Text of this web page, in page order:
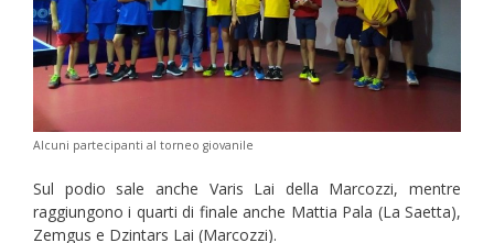
Alcuni partecipanti al torneo giovanile
Sul podio sale anche Varis Lai della Marcozzi, mentre
raggiungono i quarti di finale anche Mattia Pala (La Saetta),
Zemgus e Dzintars Lai (Marcozzi).